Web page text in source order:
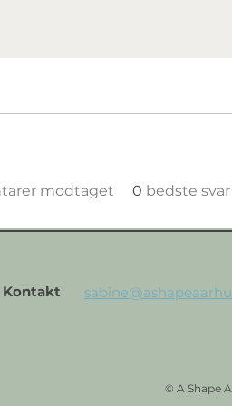
modtaget 0 bedste svar
Kontakt
© A Shape